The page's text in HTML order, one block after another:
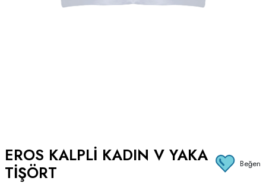
EROS KALPLI KADIN V YAKA
TIŞÖRT
Beğen